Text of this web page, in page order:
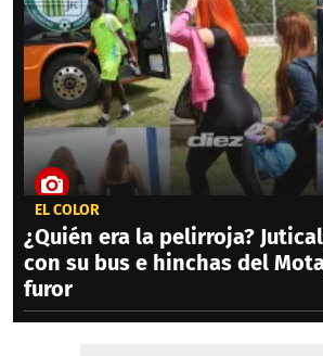
EL COLOR
¿Quién era la pelirroja?
con su bus e hinchas del
furor